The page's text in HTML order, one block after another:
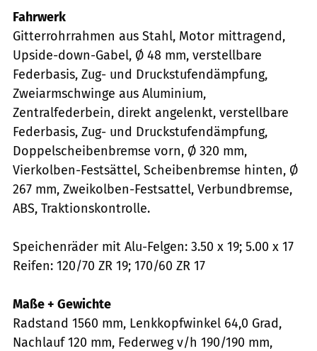
Fahrwerk
Gitterrohrrahmen aus Stahl, Motor mittragend,
Upside-down-Gabel, Ø 48 mm, verstellbare
Federbasis, Zug- und Druckstufendämpfung,
Zweiarmschwinge aus Aluminium,
Zentralfederbein, direkt angelenkt, verstellbare
Federbasis, Zug- und Druckstufendämpfung,
Doppelscheibenbremse vorn, Ø 320 mm,
Vierkolben-Festsättel, Scheibenbremse hinten, Ø
267 mm, Zweikolben-Festsattel, Verbundbremse,
ABS, Traktionskontrolle.
Speichenräder mit Alu-Felgen: 3.50 x 19; 5.00 x 17
Reifen: 120/70 ZR 19; 170/60 ZR 17
Maße + Gewichte
Radstand 1560 mm, Lenkkopfwinkel 64,0 Grad,
Nachlauf 120 mm, Federweg v/h 190/190 mm,